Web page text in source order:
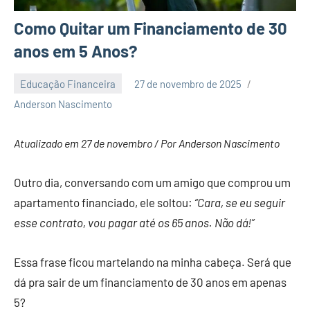
Como Quitar um Financiamento de 30
anos em 5 Anos?
Educação Financeira
27 de novembro de 2025
Anderson Nascimento
Nenhum
Atualizado em 27 de novembro / Por Anderson Nascimento
Outro dia, conversando com um amigo que comprou um
apartamento financiado, ele soltou: “Cara, se eu seguir
esse contrato, vou pagar até os 65 anos. Não dá!”
Essa frase ficou martelando na minha cabeça. Será que
dá pra sair de um financiamento de 30 anos em apenas
5?